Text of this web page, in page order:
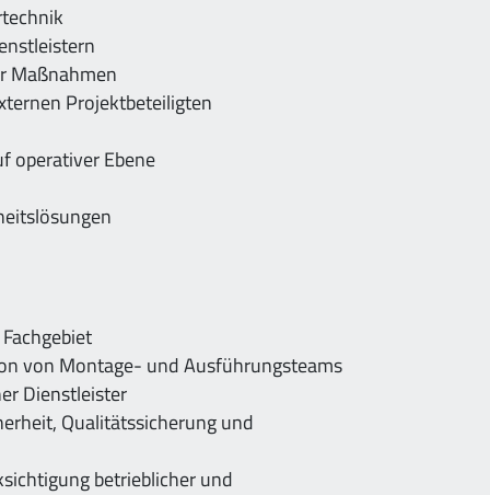
Maßnahmen
Projektbeteiligten
operativer Ebene
von Montage- und Ausführungsteams
Dienstleister
Qualitätssicherung und
betrieblicher und